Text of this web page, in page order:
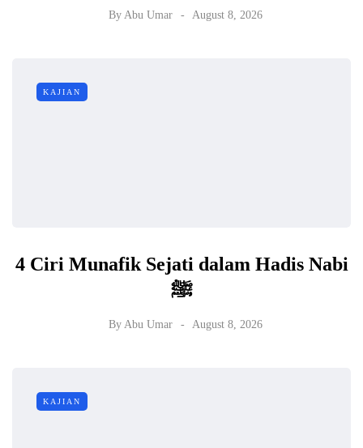
By Abu Umar August 8, 2026
KAJIAN
4 Ciri Munafik Sejati dalam Hadis Nabi
ﷺ
By Abu Umar August 8, 2026
KAJIAN